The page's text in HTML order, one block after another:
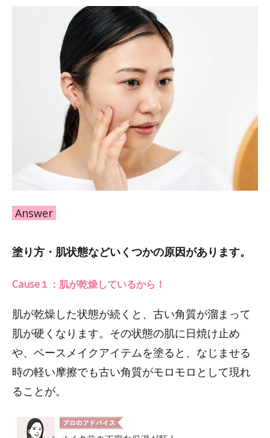
Answer
塗り方・肌状態などいくつかの原因があります。
Cause１：肌が乾燥しているから！
肌が乾燥した状態が続くと、古い角質が溜まって
肌が硬くなります。その状態の肌に日焼け止め
や、ベースメイクアイテムを塗ると、なじませる
時の軽い摩擦でも古い角質がモロモロとして現れ
ることが。